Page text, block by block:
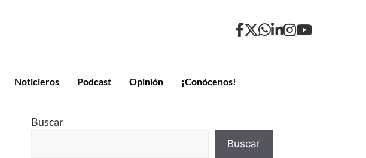
Noticieros Podcast Opinión ¡Conócenos!
Buscar
Buscar